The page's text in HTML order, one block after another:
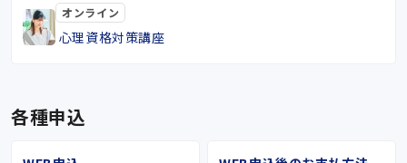
オンライン
心理資格対策講座
各種申込